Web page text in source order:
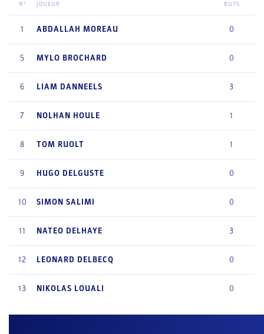
N° JOUEUR BUTS
1 ABDALLAH MOREAU 0
5 MYLO BROCHARD 0
6 LIAM DANNEELS 3
7 NOLHAN HOULE 1
8 TOM RUOLT 1
9 HUGO DELGUSTE 0
10 SIMON SALIMI 0
11 NATEO DELHAYE 3
12 LEONARD DELBECQ 0
13 NIKOLAS LOUALI 0